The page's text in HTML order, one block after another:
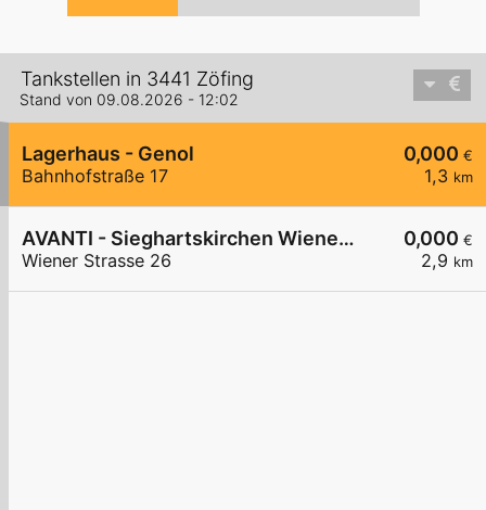
Tankstellen in 3441 Zöfing
Stand von 09.08.2026 - 12:02
0,000 €
1,3 km
Lagerhaus - Genol
Bahnhofstraße 17
0,000 €
2,9 km
AVANTI - Sieghartskirchen Wiener Straße 26
Wiener Strasse 26